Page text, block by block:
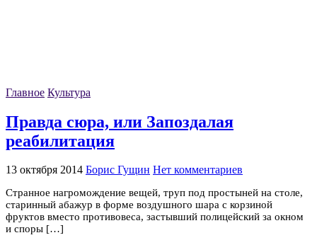
Главное Культура
Правда сюра, или Запоздалая
реабилитация
13 октября 2014 Борис Гущин Нет комментариев
Странное нагромождение вещей, труп под простыней на столе,
старинный абажур в форме воздушного шара с корзиной
фруктов вместо противовеса, застывший полицейский за окном
и споры […]